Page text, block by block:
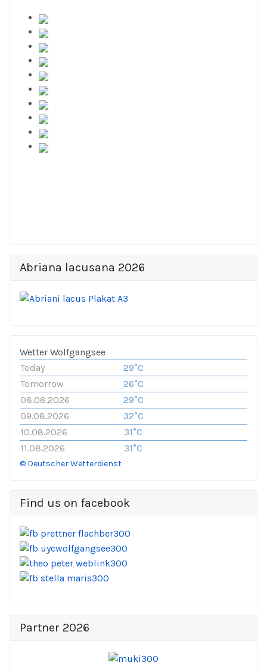
Abriana lacusana 2026
Wetter Wolfgangsee
Today
29°C
Tomorrow
26°C
08.08.2026
29°C
09.08.2026
32°C
10.08.2026
31°C
11.08.2026
31°C
© Deutscher Wetterdienst
Find us on facebook
Partner 2026